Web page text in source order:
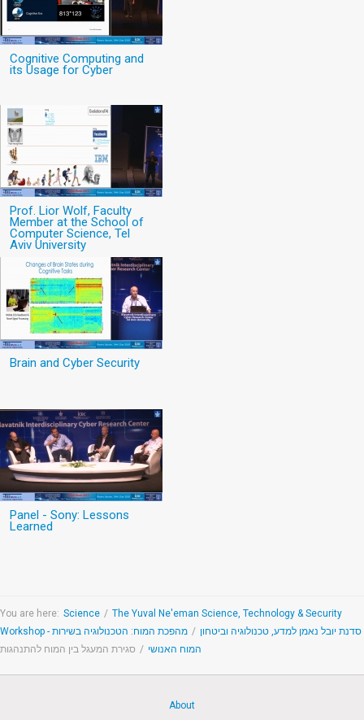
Cognitive Computing and
its Usage for Cyber
Prof. Lior Wolf, Faculty
Member at the School of
Computer Science, Tel
Aviv University
Brain and Cyber Security
Panel - Sony: Lessons
Learned
You are here: Science / The Yuval Ne'eman Science, Technology & Security
Workshop - סדנת יובל נאמן למדע, טכנולוגיה וביטחון / מהפכת המוח: הטכנולוגיה בשירות
המוח האנושי / סגירת המעגל בין המוח להתנהגות
About